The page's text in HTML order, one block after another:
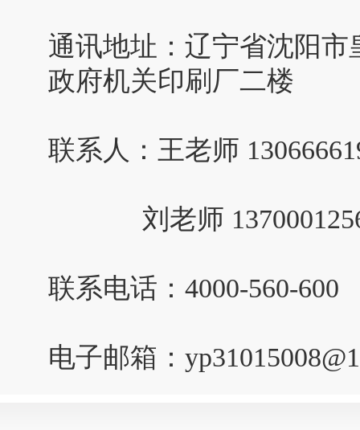
通讯地址：辽宁省沈阳市
政府机关印刷厂二楼
联系人：王老师
刘老师
联系电话：4000-560-600
电子邮箱：